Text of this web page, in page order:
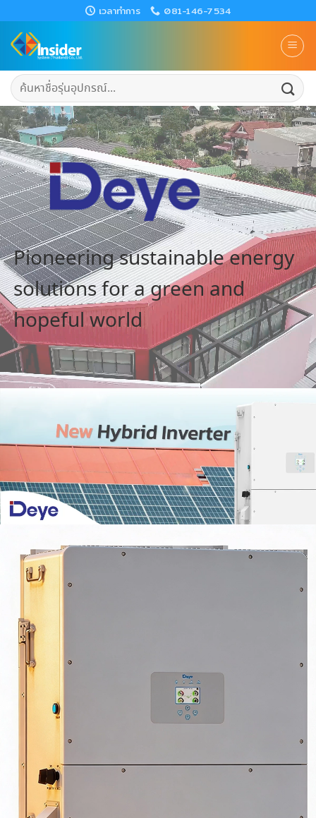
to
content
เวลาทำการ 081-146-7534
ค้นหา:
Pioneering sustainable energy
solutions for a green and
hopeful world